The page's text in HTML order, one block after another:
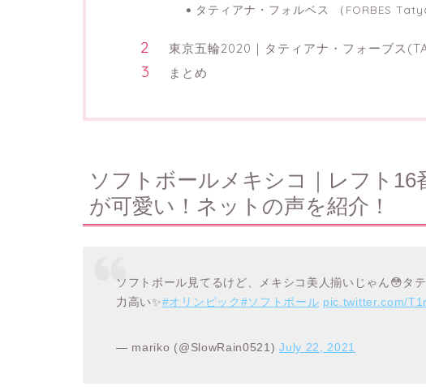
タティアナ・フォルベス （FORBES
東京五輪2020｜タティアナ・フォーブス
まとめ
ソフトボールメキシコ｜レフト
が可愛い！ネットの声を紹介！
ソフトボール見てるけど、メキシコ美人揃いじゃん😳タ
力高い✨#オリンピック #ソフトボール pic.twitter.com/
— mariko (@SlowRain0521)July 22, 2021